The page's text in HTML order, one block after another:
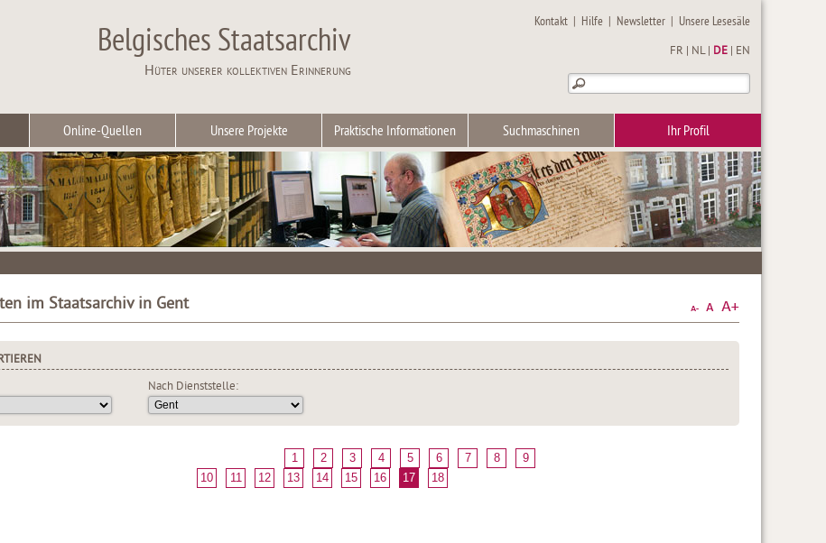
Belgisches Staatsarchiv
Hüter unserer kollektiven Erinnerung
Kontakt | Hilfe | Newsletter | Unsere Lesesäle
FR NL| DE EN
Online-Quellen Unsere Projekte Praktische Informationen Suchmaschinen Ihr Profil
im Staatsarchiv in Gent
Nach Dienststelle:
1 2 3 4 5 6 7 8
9
10
11 12 13 14 15 16 17 18